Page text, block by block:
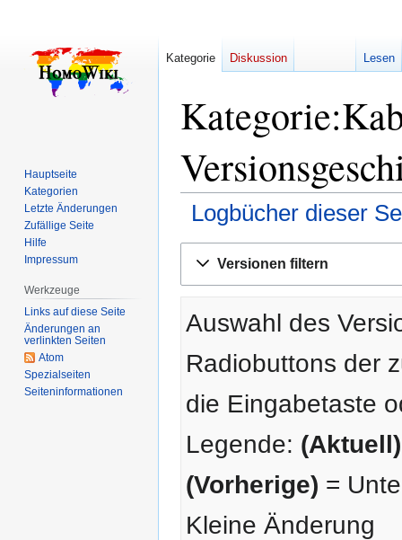
Logbücher dieser
Navigation
Suche
Versionen filtern
Auswahl des
Radiobuttons der
die Eingabetaste
Legende: (Aktuell)
(Vorherige) =
Kleine Änderung
Kategorie Diskussion Lesen
Hauptseite
Kategorien
Letzte Änderungen
Zufällige Seite
Hilfe
Impressum
Werkzeuge
Links auf diese Seite
Änderungen an
verlinkten Seiten
Atom
Spezialseiten
Seiten­­informationen